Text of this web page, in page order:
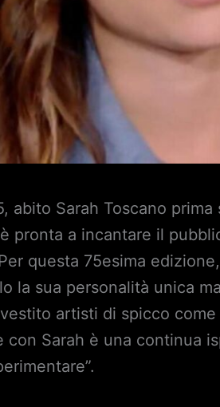
abito Sarah Toscano
pronta a incantare il
questa 75esima
la sua personalità unica
artisti di spicco
con Sarah è una continua